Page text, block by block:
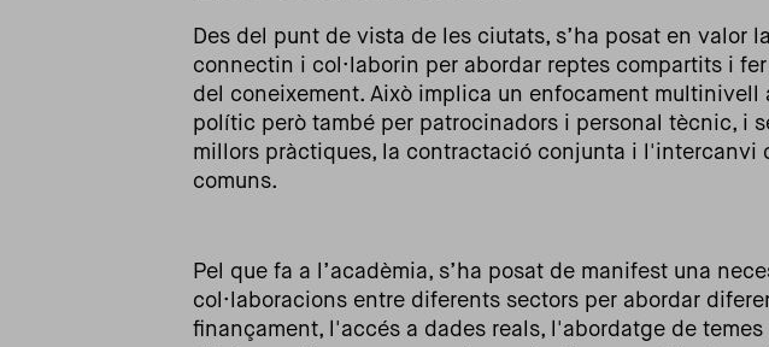
Des del punt de vista de les ciutats, s’ha posat en valor
connectin i col·laborin per abordar reptes compartits i
del coneixement. Això implica un enfocament multinivell
polític però també per patrocinadors i personal tècnic, i
millors pràctiques, la contractació conjunta i l'intercanvi
comuns.
Pel que fa a l’acadèmia, s’ha posat de manifest una
col·laboracions entre diferents sectors per abordar
finançament, l'accés a dades reals, l'abordatge de